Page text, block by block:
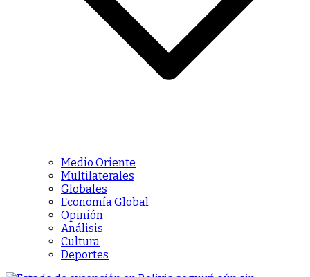
Medio Oriente
Multilaterales
Globales
Economía Global
Opinión
Análisis
Cultura
Deportes